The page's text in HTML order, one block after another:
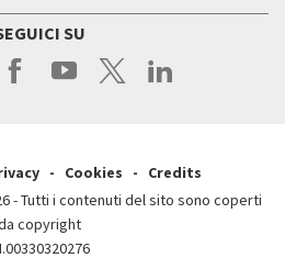
SU
Cookies
Credits
- Tutti i contenuti del sito sono coperti
copyright